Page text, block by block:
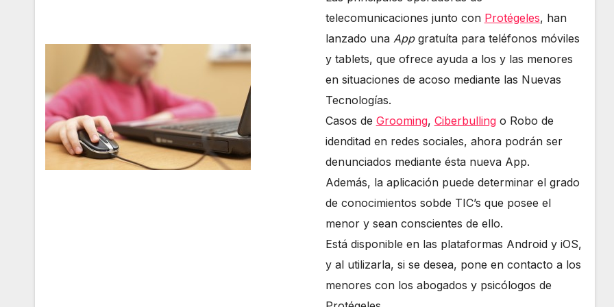
telecomunicaciones junto con Protégeles, han
lanzado una Appgratuíta para teléfonos móviles
y tablets, que ofrece ayuda a los y las menores
en situaciones de acoso mediante las Nuevas
Tecnologías.
Casos de Grooming, Ciberbullingo Robo de
idenditad en redes sociales, ahora podrán ser
denunciados mediante ésta nueva App.
Además, la aplicación puede determinar el grado
de conocimientos sobde TIC’s que posee el
menor y sean conscientes de ello.
Está disponible en las plataformas Android y iOS,
y al utilizarla, si se desea, pone en contacto a los
menores con los abogados y psicólogos de